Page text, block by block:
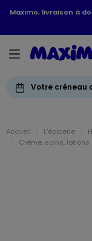
Maximo, livraison à
Votre créneau
Accueil L'épicerie
Crème, soins, lotions